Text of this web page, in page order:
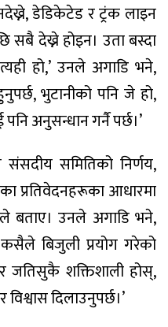
डेडिकेटेड र ट्रंक लाइन
सबै देख्ने होइन। उता बस्दा
हो,’ उनले अगाडि भने,
भुटानीको पनि जे हो,
अनुसन्धान गर्नै पर्छ।’
समितिको निर्णय,
प्रतिवेदनहरूका आधारमा
बताए। उनले अगाडि भने,
बिजुली प्रयोग गरेको
जतिसुकै शक्तिशाली होस्,
दिलाउनुपर्छ।’